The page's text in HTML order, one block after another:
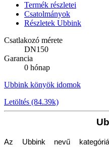
Termék részletei
Csatolmányok
Részletek Ubbink
Csatlakozó mérete
DN150
Garancia
0 hónap
Ubbink könyök idomok
Letöltés (84.39k)
Az Ubbink nevű